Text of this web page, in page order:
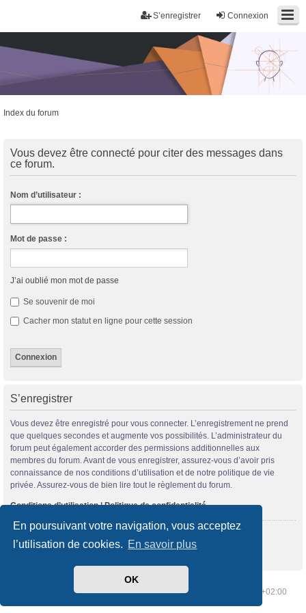
En poursuivant votre navigation, vous acceptez
l’utilisation de cookies. En savoir plus
OK
Connexion
S’enregistrer
Index du forum
Vous devez être connecté pour citer des messages dans
ce forum.
Nom d’utilisateur :
Mot de passe :
J’ai oublié mon mot de passe
Se souvenir de moi
Cacher mon statut en ligne pour cette session
S’enregistrer
Vous devez être enregistré pour vous connecter. L’enregistrement ne prend
que quelques secondes et augmente vos possibilités. L’administrateur du
forum peut également accorder des permissions additionnelles aux
membres du forum. Avant de vous enregistrer, assurez-vous d’avoir pris
connaissance de nos conditions d’utilisation et de notre politique de vie
privée. Assurez-vous de bien lire tout le règlement du forum.
Conditions d’utilisation|Politique de confidentialité
S’enregistrer
Supprimer les cookies Heures au format UTC+02:00